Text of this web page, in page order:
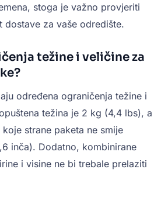
stoga je važno provjeriti
dostave za vaše odredište.
težine i veličine za
određena ograničenja težine i
težina je 2 kg (4,4 lbs), a
strane paketa ne smije
inča). Dodatno, kombinirane
i visine ne bi trebale prelaziti